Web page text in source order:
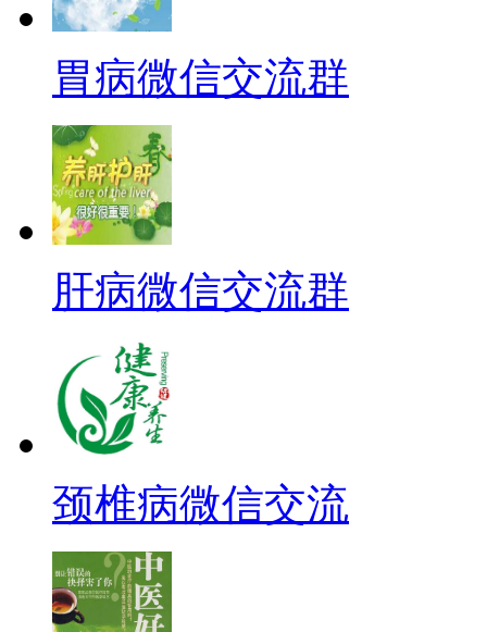
胃病微信交流群
肝病微信交流群
颈椎病微信交流